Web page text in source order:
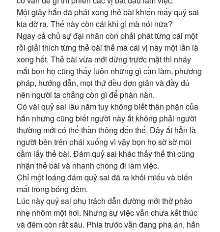
Một giây hắn đã phát xong thẻ bài khiến mấy quỷ sai
kia đờ ra. Thế này còn cái khỉ gì mà nói nữa?
Ngay cả chủ sự đại nhân còn phải phát từng cái một
rồi giải thích từng thẻ bài thế mà cái vị này một lần là
xong hết. Thẻ bài vừa mới dừng trước mặt thì nháy
mắt bọn họ cũng thấy luôn những gì cần làm, phương
pháp, hướng dẫn, mọi thứ đều đơn giản và đầy đủ
nên người ta chẳng còn gì để phàn nàn.
Có vài quỷ sai lâu năm tuy không biết thân phận của
hắn nhưng cũng biết người này ắt không phải người
thường mới có thể thần thông đến thế. Đây ắt hẳn là
người bên trên phái xuống vì vậy bọn họ sờ sờ mũi
cầm lấy thẻ bài. Đám quỷ sai khác thấy thế thì cũng
nhận thẻ bài và nhanh chóng đi làm việc.
Chỉ một loáng đám quỷ sai đã ra khỏi miếu và biến
mất trong bóng đêm.
Lúc này quỷ sai phụ trách dẫn đường mới thở phào
nhẹ nhõm một hơi. Nhưng sự việc vẫn chưa kết thúc
và đêm còn rất sâu. Phía trước vẫn đang phá án, hắn